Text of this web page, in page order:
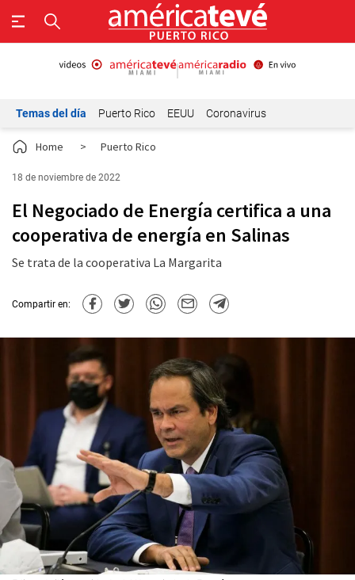
Temas del día Puerto Rico EEUU Coronavirus
Home > Puerto Rico
18 de noviembre de 2022
El Negociado de Energía certifica a una
cooperativa de energía en Salinas
Se trata de la cooperativa La Margarita
Compartir en: